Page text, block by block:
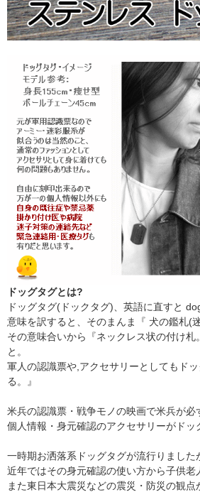
ドッグタグとは?
ドッグタグ(ドックタグ)、英語に直すと
意味を訳すると、そのまんま『 犬の鑑札(
その意味合いから『ネックレス状の付け札
と。
軍人の認識票や,アクセサリーとしてもド
る。』
米兵の認識票・戦争モノの映画で米兵が必
個人情報・身元確認のアクセサリーがドッ
一時期お洒落系ドッグタグが流行りました
近年ではその身元確認の使い方から子供老
また東日本大震災などの震災・防災の観